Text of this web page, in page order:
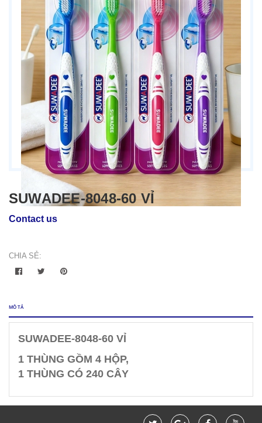
SUWADEE-8048-60 VỈ
Contact us
CHIA SẺ:
MÔ TẢ
SUWADEE-8048-60 VỈ
1 THÙNG GỒM 4 HỘP,
1 THÙNG CÓ 240 CÂY